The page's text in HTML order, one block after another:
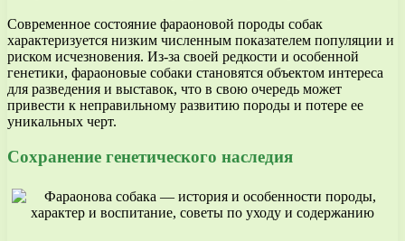
Современное состояние фараоновой породы собак
характеризуется низким численным показателем популяции и
риском исчезновения. Из-за своей редкости и особенной
генетики, фараоновые собаки становятся объектом интереса
для разведения и выставок, что в свою очередь может
привести к неправильному развитию породы и потере ее
уникальных черт.
Сохранение генетического наследия